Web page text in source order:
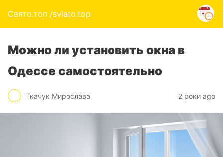
Свято.топ /sviato.top
Можно ли установить окна в
Одессе самостоятельно
Ткачук Мирослава 2 роки ago